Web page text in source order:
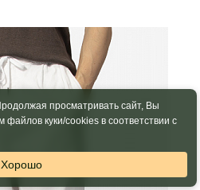
просматривать сайт, Вы
файлов куки/cookies в соответствии с
Хорошо